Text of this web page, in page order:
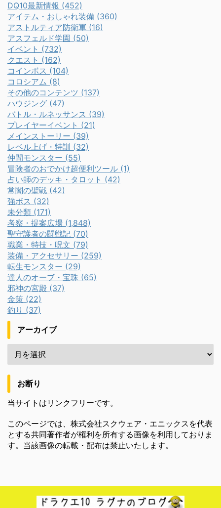
DQ10最新情報 (452)
アイテム・おしゃれ装備 (360)
アストルティア防衛軍 (16)
アスフェルド学園 (50)
イベント (732)
クエスト (162)
コインボス (104)
コロシアム (8)
その他のコンテンツ (137)
ハウジング (47)
バトル・ルネッサンス (39)
プレイヤーイベント (21)
メインストーリー (39)
レベル上げ・特訓 (32)
仲間モンスター (55)
冒険者のおでかけ超便利ツール (1)
占い師のデッキ・タロット (42)
常闇の聖戦 (42)
強ボス (32)
未分類 (171)
考察・提案広場 (1,848)
聖守護者の闘戦記 (70)
職業・特技・呪文 (79)
装備・アクセサリー (259)
転生モンスター (29)
達人のオーブ・宝珠 (65)
邪神の宮殿 (37)
金策 (22)
釣り (37)
アーカイブ
お断り
当サイトはリンクフリーです。
このページでは、株式会社スクウェア・エニックスを代表
とする共同著作者が権利を所有する画像を利用しておりま
す。当該画像の転載・配布は禁止いたします。